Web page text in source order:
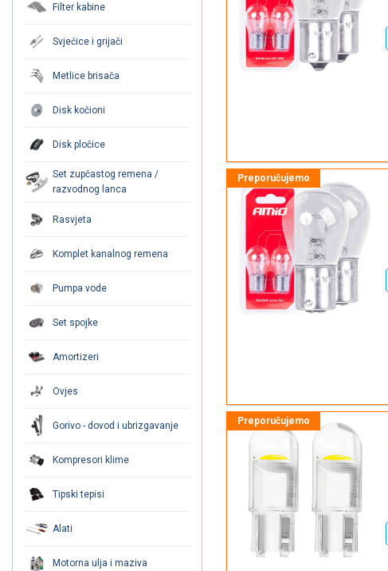
Filter kabine
Svjećice i grijači
Metlice brisača
Disk kočioni
Disk pločice
Set zupčastog remena /
razvodnog lanca
Rasvjeta
Komplet kanalnog remena
Pumpa vode
Set spojke
Amortizeri
Ovjes
Gorivo - dovod i ubrizgavanje
Kompresori klime
Tipski tepisi
Alati
Motorna ulja i maziva